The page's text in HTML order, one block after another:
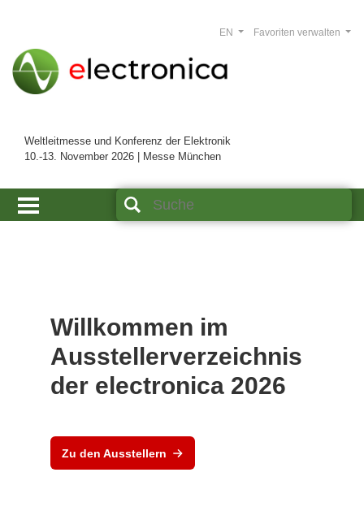
Weltleitmesse und Konferenz der Elektronik
10.-13. November 2026 | Messe München
Favoriten verwalten
EN
Willkommen im
Ausstellerverzeichnis
der electronica 2026
Zu den Ausstellern